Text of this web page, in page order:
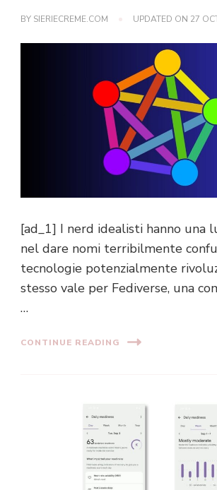
BY SIERIECREME.COM UPDATED ON 27
[ad_1] I nerd idealisti hanno una
nel dare nomi terribilmente
tecnologie potenzialmente
stesso vale per Fediverse, una
…
CONTINUE READING